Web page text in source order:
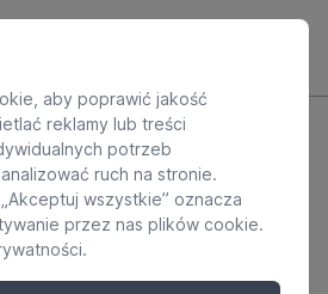
aby poprawić jakość
reklamy lub treści
potrzeb
ruch na stronie.
wszystkie” oznacza
przez nas plików cookie.
.